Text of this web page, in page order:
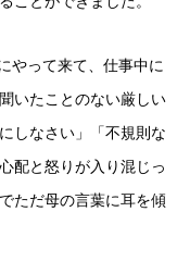
やって来て、仕事中に
いたことのない厳しい
しなさい」「不規則な
配と怒りが入り混じっ
ただ母の言葉に耳を傾